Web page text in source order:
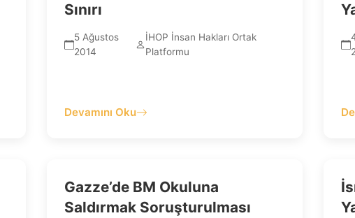
Sınırı
5 Ağustos
2014
İHOP İnsan Hakları Ortak
Platformu
Devamını Oku
Gazze’de BM Okuluna
Saldırmak Soruşturulması